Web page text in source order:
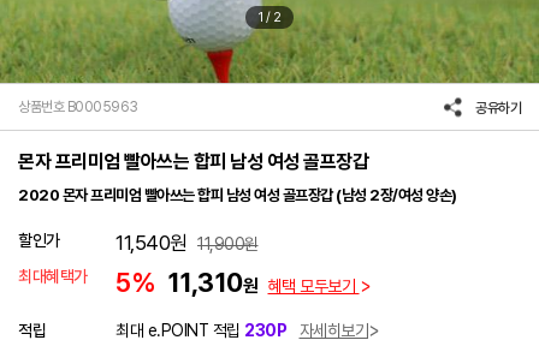
1 / 2
상품번호 B0005963 공유하기
몬자 프리미엄 빨아쓰는 합피 남성 여성 골프장갑
2020 몬자 프리미엄 빨아쓰는 합피 남성 여성 골프장갑 (남성 2장/여성 양손)
할인가 11,540원 11,900원
최대혜택가
5% 11,310원 혜택 모두보기
적립 최대 e.POINT 적립 230P
자세히보기